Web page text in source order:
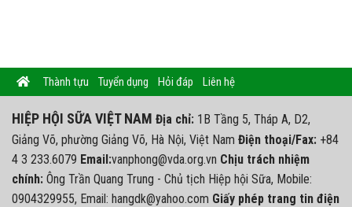
Thành tựu Tuyển dụng Hỏi đáp Liên hệ
HIỆP HỘI SỮA VIỆT NAM Địa chỉ: 1B Tầng 5, Tháp A, D2,
Giảng Võ, phường Giảng Võ, Hà Nội, Việt Nam Điện thoại/Fax: +84
4 3 233.6079 Email:vanphong@vda.org.vn Chịu trách nhiệm
chính: Ông Trần Quang Trung - Chủ tịch Hiệp hội Sữa, Mobile:
0904329955, Email: hangdk@yahoo.com Giấy phép trang tin điện